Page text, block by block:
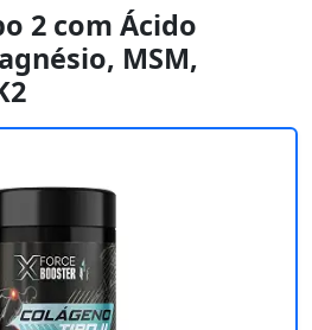
2 com Ácido
MSM,